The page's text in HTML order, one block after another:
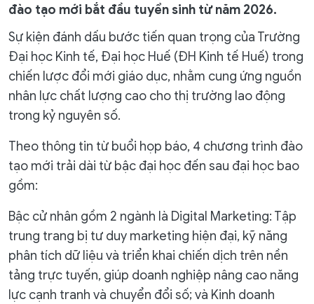
đào tạo mới bắt đầu tuyển sinh từ năm 2026.
Sự kiện đánh dấu bước tiến quan trọng của Trường
Đại học Kinh tế, Đại học Huế (ĐH Kinh tế Huế) trong
chiến lược đổi mới giáo dục, nhằm cung ứng nguồn
nhân lực chất lượng cao cho thị trường lao động
trong kỷ nguyên số.
Theo thông tin từ buổi họp báo, 4 chương trình đào
tạo mới trải dài từ bậc đại học đến sau đại học bao
gồm:
Bậc cử nhân gồm 2 ngành là Digital Marketing: Tập
trung trang bị tư duy marketing hiện đại, kỹ năng
phân tích dữ liệu và triển khai chiến dịch trên nền
tảng trực tuyến, giúp doanh nghiệp nâng cao năng
lực cạnh tranh và chuyển đổi số; và Kinh doanh